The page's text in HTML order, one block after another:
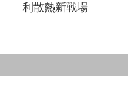
利散熱新戰場